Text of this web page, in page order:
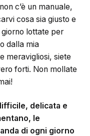
c’è un manuale,
cosa sia giusto e
giorno lottate per
dalla mia
meravigliosi, siete
forti. Non mollate
delicata e
le
di ogni giorno